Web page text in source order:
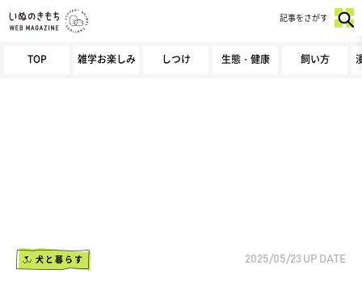
TOP 雑学お楽しみ しつけ 生態・健康 飼い方
記事をさがす
犬と暮らす 2025/05/23 UP DATE